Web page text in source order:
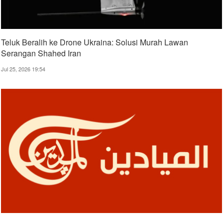
Teluk Beralih ke Drone Ukraina: Solusi Murah Lawan
Serangan Shahed Iran
Jul 25, 2026 19:54